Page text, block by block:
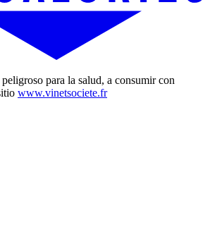
para la salud, a consumir con
www.vinetsociete.fr